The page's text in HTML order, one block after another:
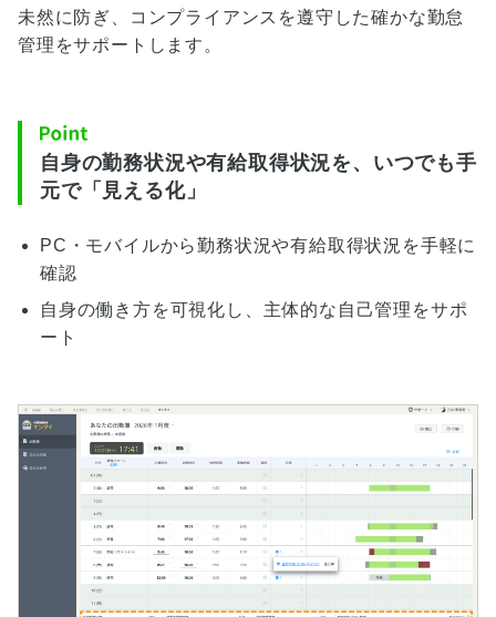
未然に防ぎ、コンプライアンスを遵守した確かな勤怠
管理をサポートします。
自身の勤務状況や有給取得状況を、いつでも手
元で「見える化」
PC・モバイルから勤務状況や有給取得状況を手軽に
確認
自身の働き方を可視化し、主体的な自己管理をサポ
ート